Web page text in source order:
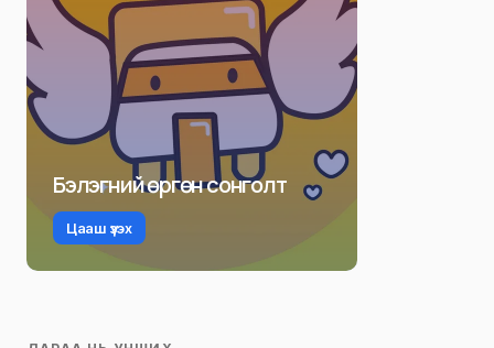
Бэлэгний өргөн сонголт
Цааш үзэх